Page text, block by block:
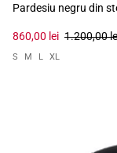
Pardesiu negru din
860,00 lei 1.200,00
S M L XL